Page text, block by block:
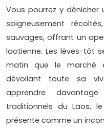
Vous pourrez y dénicher
soigneusement
sauvages, offrant un
laotienne. Les lèves-tôt
matin que le marché
dévoilant toute sa
apprendre
traditionnels du Laos,
présente comme un